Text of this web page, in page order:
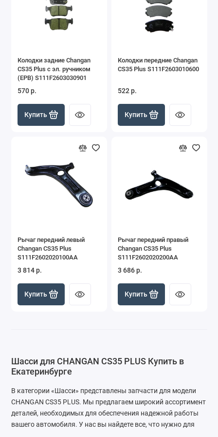
Колодки задние Changan
CS35 Plus с эл. ручником
(EPB) S111F2603030901
570 р.
Купить
Колодки передние Changan
CS35 Plus S111F2603010600
522 р.
Купить
Рычаг передний левый
Changan CS35 Plus
S111F2602020100AA
3 814 р.
Купить
Рычаг передний правый
Changan CS35 Plus
S111F2602020200AA
3 686 р.
Купить
Шасси для CHANGAN CS35 PLUS Купить в
Екатеринбурге
В категории «Шасси» представлены запчасти для модели
CHANGAN CS35 PLUS. Мы предлагаем широкий ассортимент
деталей, необходимых для обеспечения надежной работы
вашего автомобиля. У нас вы найдете все, что нужно для